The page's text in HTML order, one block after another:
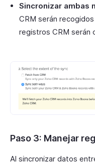
Sincronizar ambas
CRM serán
registros CRM serán
Paso 3: Manejar
Al sincronizar datos